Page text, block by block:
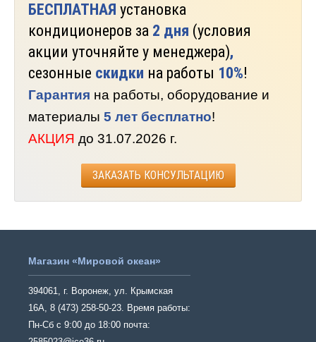
БЕСПЛАТНАЯ установка
кондиционеров за 2 дня (условия
акции уточняйте у менеджера),
сезонные скидки на работы 10%!
Гарантия на работы, оборудование и
материалы 5 лет бесплатно!
АКЦИЯ до 31.07.2026 г.
ЗАКАЗАТЬ КОНСУЛЬТАЦИЮ
Магазин «Мировой океан»
394061, г. Воронеж, ул. Крымская
16А, 8 (473) 258-50-23. Время работы:
Пн-Сб с 9:00 до 18:00 почта: